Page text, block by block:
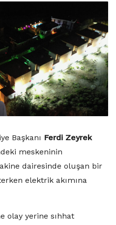
Başkanı Ferdi Zeyrek
meskeninin
dairesinde oluşan bir
elektrik akımına
olay yerine sıhhat